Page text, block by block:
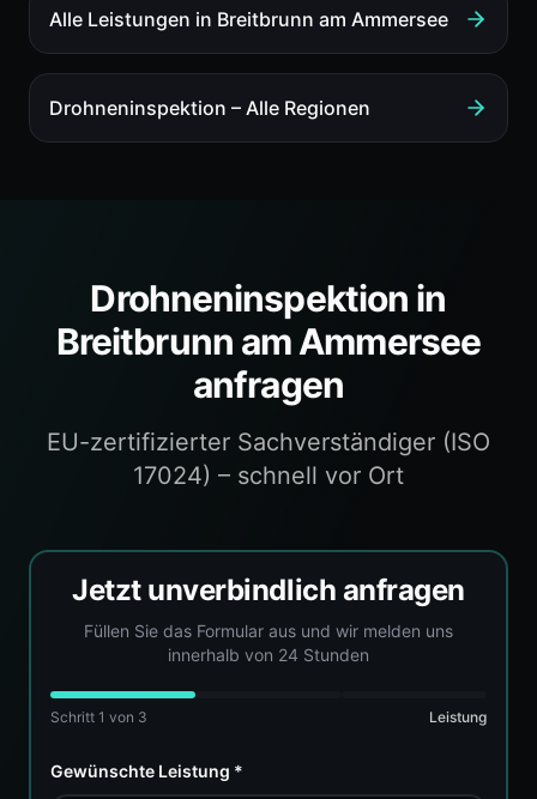
Alle Leistungen in Breitbrunn am Ammersee
Drohneninspektion – Alle Regionen
Drohneninspektion in
Breitbrunn am Ammersee
anfragen
EU-zertifizierter Sachverständiger (ISO
17024) – schnell vor Ort
Jetzt unverbindlich anfragen
Füllen Sie das Formular aus und wir melden uns
innerhalb von 24 Stunden
Schritt 1 von 3 Leistung
Gewünschte Leistung *